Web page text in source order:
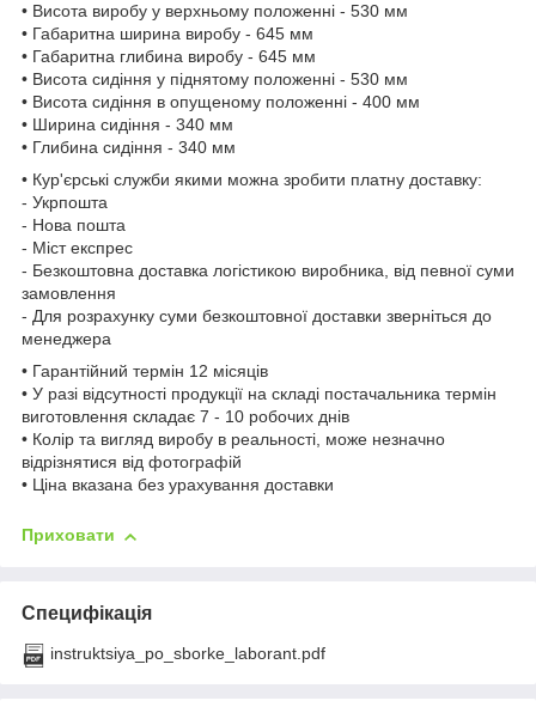
• Висота виробу у верхньому положенні - 530 мм
• Габаритна ширина виробу - 645 мм
• Габаритна глибина виробу - 645 мм
• Висота сидіння у піднятому положенні - 530 мм
• Висота сидіння в опущеному положенні - 400 мм
• Ширина сидіння - 340 мм
• Глибина сидіння - 340 мм
• Кур'єрські служби якими можна зробити платну доставку:
- Укрпошта
- Нова пошта
- Міст експрес
- Безкоштовна доставка логістикою виробника, від певної суми
замовлення
- Для розрахунку суми безкоштовної доставки зверніться до
менеджера
• Гарантійний термін 12 місяців
• У разі відсутності продукції на складі постачальника термін
виготовлення складає 7 - 10 робочих днів
• Колір та вигляд виробу в реальності, може незначно
відрізнятися від фотографій
• Ціна вказана без урахування доставки
Приховати
Специфікація
instruktsiya_po_sborke_laborant.pdf